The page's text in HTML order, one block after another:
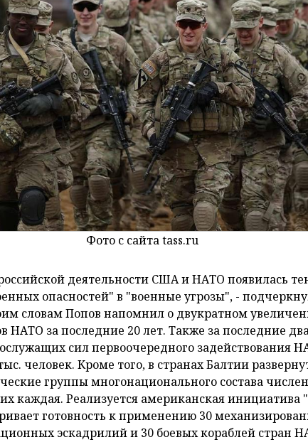
Фото с сайта tass.ru
деятельности США и НАТО появилась
опасностей" в "военные угрозы", -
словам Попов напомнил о двукратном
НАТО за последние 20 лет. Также за последние
сил первоочередного задействования
человек. Кроме того, в странах Балтии
группы многонационального состава
каждая. Реализуется американская инициатива
готовность к применению 30
эскадрилий и 30 боевых кораблей стран